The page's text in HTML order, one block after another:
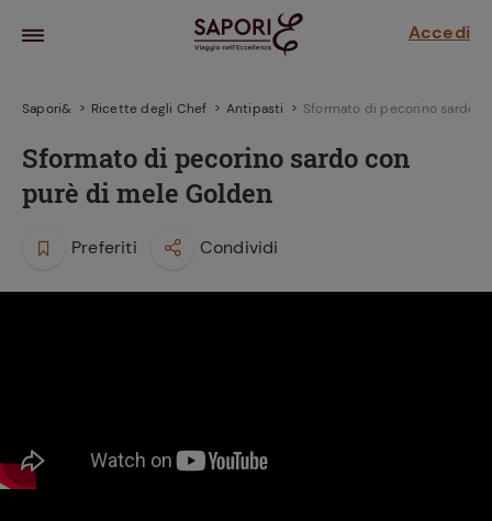
Accedi
ricetta
il
Sapori& Ricette degli Chef Antipasti Sformato di pecorino sardo
Sformato di pecorino sardo con
purè di mele Golden
Preferiti Condividi